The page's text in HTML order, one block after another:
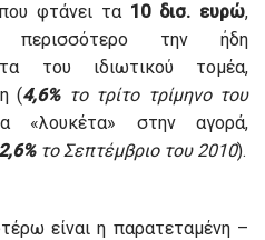
φτάνει τα 10 δισ. ευρώ,
περισσότερο την ήδη
του ιδιωτικού τομέα,
(4,6%το τρίτο τρίμηνο του
«λουκέτα» στην αγορά,
το Σεπτέμβριο του 2010).
είναι η παρατεταμένη –